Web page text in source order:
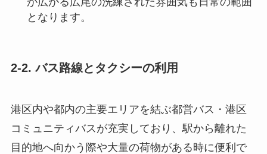
となります。
2-2. バス路線とタクシーの利用
港区内や都内の主要エリアを結ぶ都営バス・港区
コミュニティバスが充実しており、駅から離れた
目的地へ向かう際や大量の荷物がある時に便利で